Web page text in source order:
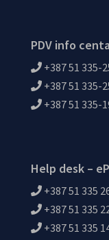
PDV info
+387 51 335-
+387 51 335-
+387 51 335-
Help desk –
+387 51 335
+387 51 335
+387 51 335